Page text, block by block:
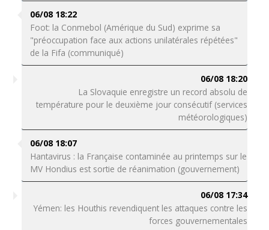
06/08 18:22
Foot: la Conmebol (Amérique du Sud) exprime sa
"préoccupation face aux actions unilatérales répétées"
de la Fifa (communiqué)
06/08 18:20
La Slovaquie enregistre un record absolu de
température pour le deuxième jour consécutif (services
météorologiques)
06/08 18:07
Hantavirus : la Française contaminée au printemps sur le
MV Hondius est sortie de réanimation (gouvernement)
06/08 17:34
Yémen: les Houthis revendiquent les attaques contre les
forces gouvernementales